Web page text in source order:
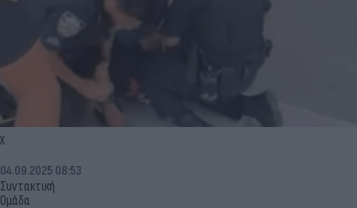
Χ
Συντακτική
Ομάδα
04.09.2025 08:53